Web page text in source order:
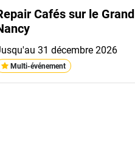
Cafés sur le Grand
31 décembre 2026
Multi-événement